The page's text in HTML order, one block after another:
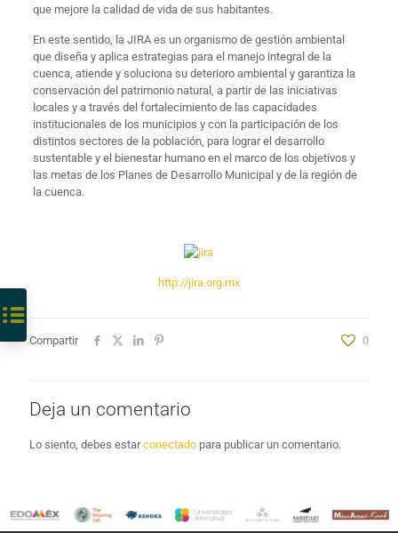
que mejore la calidad de vida de sus habitantes.
En este sentido, la JIRA es un organismo de gestión ambiental
que diseña y aplica estrategias para el manejo integral de la
cuenca, atiende y soluciona su deterioro ambiental y garantiza la
conservación del patrimonio natural, a partir de las iniciativas
locales y a través del fortalecimiento de las capacidades
institucionales de los municipios y con la participación de los
distintos sectores de la población, para lograr el desarrollo
sustentable y el bienestar humano en el marco de los objetivos y
las metas de los Planes de Desarrollo Municipal y de la región de
la cuenca.
http://jira.org.mx
Compartir 0
Deja un comentario
Lo siento, debes estarconectado para publicar un comentario.